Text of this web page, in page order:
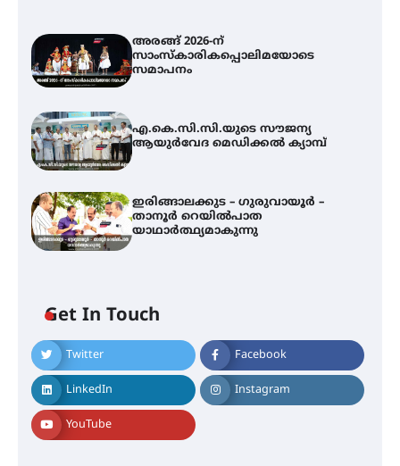
അരങ്ങ് 2026-ന്
സാംസ്കാരികപ്പൊലിമയോടെ
സമാപനം
എ.കെ.സി.സി.യുടെ സൗജന്യ
ആയുർവേദ മെഡിക്കൽ ക്യാമ്പ്
ഇരിങ്ങാലക്കുട – ഗുരുവായൂർ –
താനൂർ റെയിൽപാത
യാഥാർത്ഥ്യമാകുന്നു
Get In Touch
Twitter Facebook
LinkedIn Instagram
YouTube
അരങ്ങ് 2026-ന്
സാംസ്കാരികപ്പൊലിമയോടെ
സമാപനം